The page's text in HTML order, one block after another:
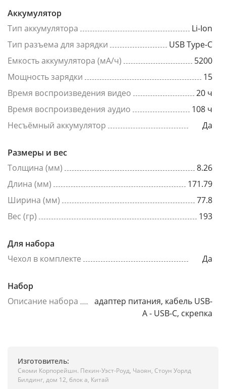
Аккумулятор
Тип аккумулятора
Li-Ion
Тип разъема для зарядки
USB Type-C
Емкость аккумулятора (мА/ч)
5200
Мощность зарядки
15
Время воспроизведения видео
20 ч
Время воспроизведения аудио
108 ч
Несъёмный аккумулятор
Да
Размеры и вес
Толщина (мм)
8.26
Длина (мм)
171.79
Ширина (мм)
77.8
Вес (гр)
193
Для набора
Чехол в комплекте
Да
Набор
Описание набора
адаптер питания, кабель USB-
A - USB-C, скрепка
Изготовитель:
Сяоми Корпорейшн. Пекин-Уэст-Роуд, Чаоян, Стоун Уорлд
Билдинг, дом 12, блок а, Китай